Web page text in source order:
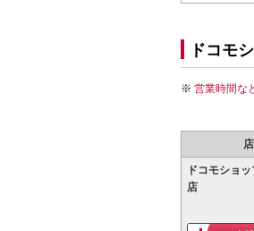
ドコモ
営業時間な
ドコモショ
店